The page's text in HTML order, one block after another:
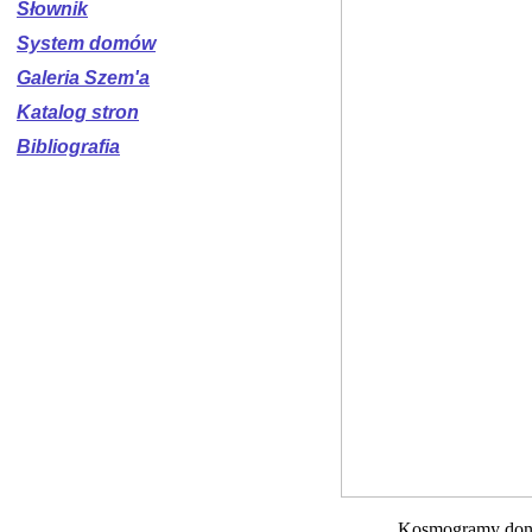
Słownik
System domów
Galeria Szem'a
Katalog stron
Bibliografia